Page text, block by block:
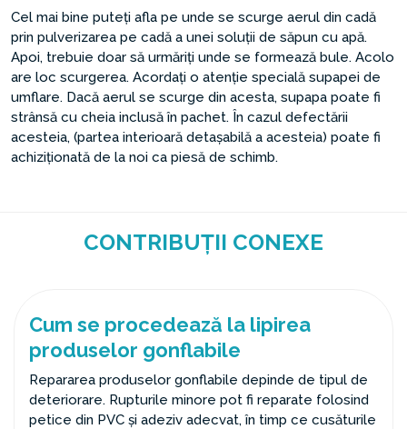
Cel mai bine puteți afla pe unde se scurge aerul din cadă
prin pulverizarea pe cadă a unei soluții de săpun cu apă.
Apoi, trebuie doar să urmăriți unde se formează bule. Acolo
are loc scurgerea. Acordați o atenție specială supapei de
umflare. Dacă aerul se scurge din acesta, supapa poate fi
strânsă cu cheia inclusă în pachet. În cazul defectării
acesteia, (partea interioară detașabilă a acesteia) poate fi
achiziționată de la noi ca piesă de schimb.
CONTRIBUȚII CONEXE
Cum se procedează la lipirea
produselor gonflabile
Repararea produselor gonflabile depinde de tipul de
deteriorare. Rupturile minore pot fi reparate folosind
petice din PVC și adeziv adecvat, în timp ce cusăturile